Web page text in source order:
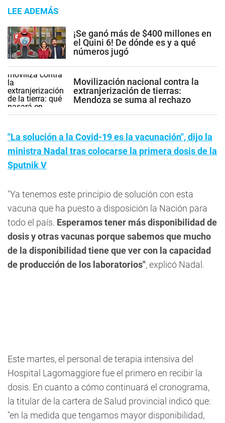
LEE ADEMÁS
¡Se ganó más de $400 millones en
el Quini 6! De dónde es y a qué
números jugó
Movilización nacional contra la
extranjerización de tierras:
Mendoza se suma al rechazo
"La solución a la Covid-19 es la vacunación", dijo la
ministra Nadal tras colocarse la primera dosis de la
Sputnik V
"Ya tenemos este principio de solución con esta
vacuna que ha puesto a disposición la Nación para
todo el país. Esperamos tener más disponibilidad de
dosis y otras vacunas porque sabemos que mucho
de la disponibilidad tiene que ver con la capacidad
de producción de los laboratorios", explicó Nadal.
Este martes, el personal de terapia intensiva del
Hospital Lagomaggiore fue el primero en recibir la
dosis. En cuanto a cómo continuará el cronograma,
la titular de la cartera de Salud provincial indicó que:
"en la medida que tengamos mayor disponibilidad,